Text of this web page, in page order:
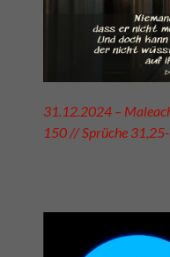
31.12.2024 –
150 // Sprüche